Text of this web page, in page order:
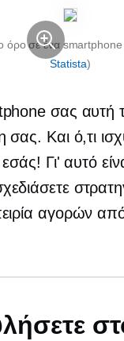
σε ένα smartphone
Statista)
σας αυτή
Και ό,τι
εσάς! Γι' αυτό
αγορών